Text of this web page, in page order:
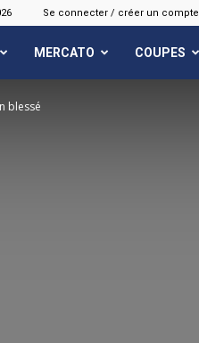
Se connecter / créer un compte
MERCATO COUPES
blessé